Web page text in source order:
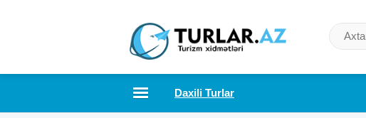
Daxili Turlar